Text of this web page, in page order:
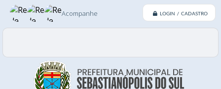
LOGIN / CADASTRO
Acompanhe